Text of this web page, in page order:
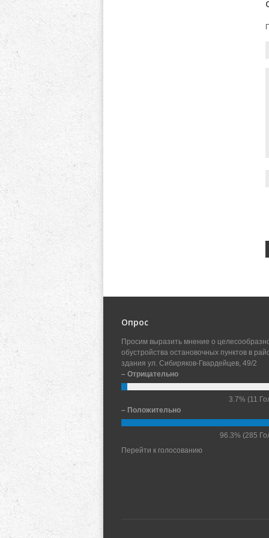
Опрос
Просим выразить мнение о
обустройства остановочных пунктов в
здания ул. Сибиряков-Гвардейцев, 49/2
– Отрицательно
3.7% (11
– Положительно
96.3% (285
Перейти к голосованию